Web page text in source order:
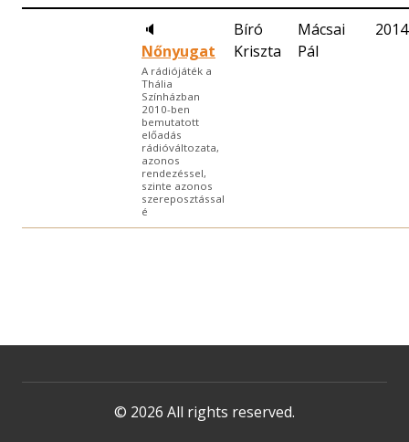
🔈
Nőnyugat
A rádiójáték a
Thália
Színházban
2010-ben
bemutatott
előadás
rádióváltozata,
azonos
rendezéssel,
szinte azonos
szereposztással
é
Bíró
Kriszta
Mácsai
Pál
© 2026 All rights reserved.